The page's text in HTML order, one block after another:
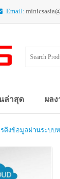
Email:
ล่าสุด ผล
ดึงข้อมูลผ่านระบบ